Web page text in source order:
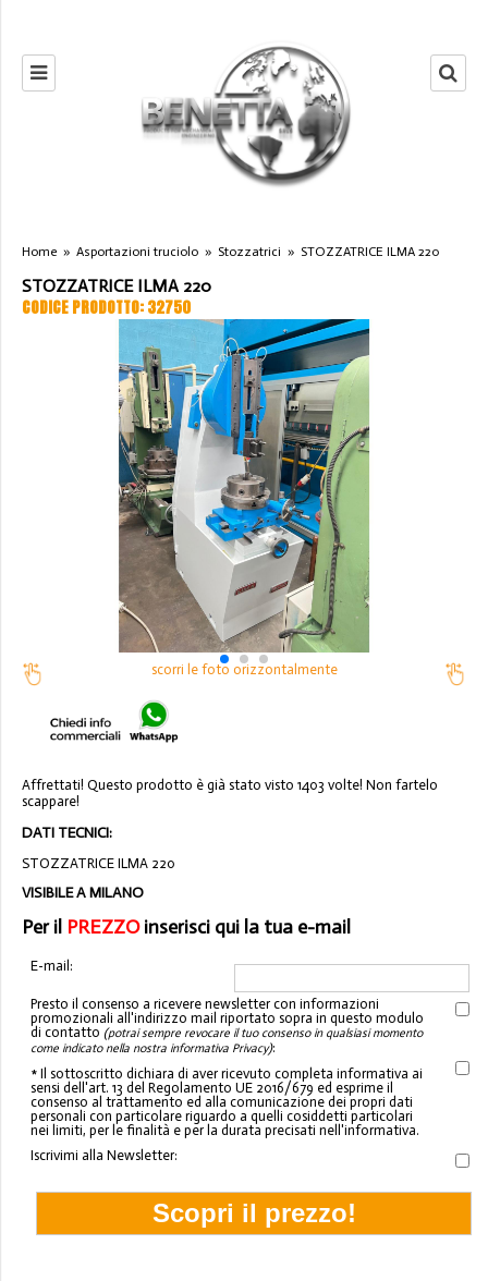
Home » Asportazioni truciolo » Stozzatrici » STOZZATRICE ILMA 220
STOZZATRICE ILMA 220
CODICE PRODOTTO: 32750
scorri le foto orizzontalmente
Affrettati! Questo prodotto è già stato visto 1403 volte! Non fartelo
scappare!
DATI TECNICI:
STOZZATRICE ILMA 220
VISIBILE A MILANO
Per il PREZZOinserisci qui la tua e-mail
E-mail:
Presto il consenso a ricevere newsletter con informazioni
promozionali all'indirizzo mail riportato sopra in questo modulo
di contatto (potrai sempre revocare il tuo consenso in qualsiasi momento
come indicato nella nostra informativa Privacy):
* Il sottoscritto dichiara di aver ricevuto completa informativa ai
sensi dell'art. 13 del Regolamento UE 2016/679 ed esprime il
consenso al trattamento ed alla comunicazione dei propri dati
personali con particolare riguardo a quelli cosiddetti particolari
nei limiti, per le finalità e per la durata precisati nell'informativa.
Iscrivimi alla Newsletter: